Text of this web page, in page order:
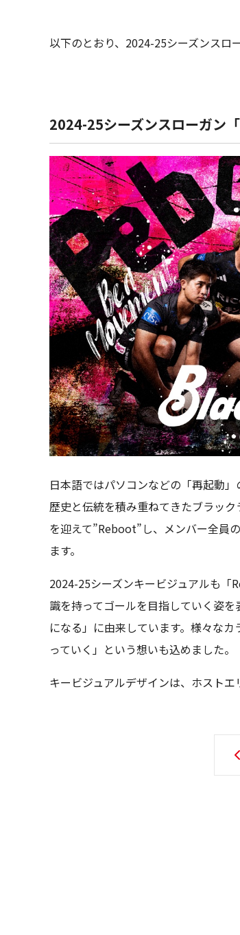
以下のとおり、2024-25シーズンスロ
2024-25シーズンスローガン
日本語ではパソコンなどの「再起動
歴史と伝統を積み重ねてきたブラッ
を迎えて”Reboot”し、メンバー全員
ます。
2024-25シーズンキービジュアルも
識を持ってゴールを目指していく姿
になる」に由来しています。様々な
っていく」という想いも込めました。
キービジュアルデザインは、ホスト